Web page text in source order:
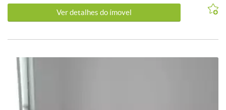
Ver detalhes do ímovel